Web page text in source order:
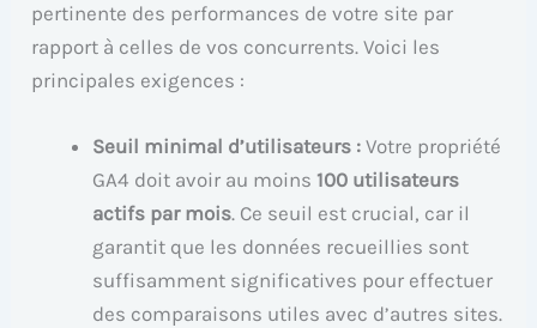
pertinente des performances de votre site par
rapport à celles de vos concurrents. Voici les
principales exigences :
Seuil minimal d’utilisateurs : Votre propriété
GA4 doit avoir au moins 100 utilisateurs
actifs par mois. Ce seuil est crucial, car il
garantit que les données recueillies sont
suffisamment significatives pour effectuer
des comparaisons utiles avec d’autres sites.